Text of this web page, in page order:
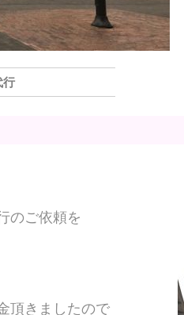
行
のご依頼を
頂きましたので